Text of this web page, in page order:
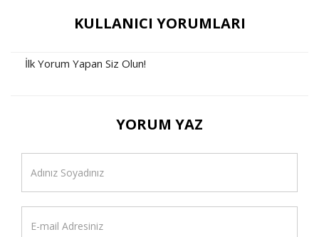
KULLANICI YORUMLARI
İlk Yorum Yapan Siz Olun!
YORUM YAZ